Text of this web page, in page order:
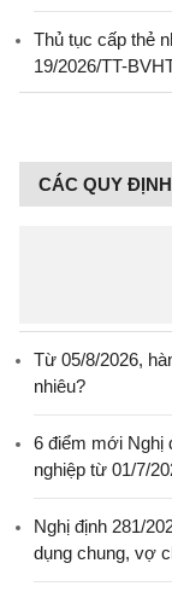
Thủ tục cấp thẻ
19/2026/TT-
CÁC QUY
Từ 05/8/2026,
nhiêu?
6 điểm mới Nghị
nghiệp từ 01/7/
Nghị định 281/
dụng chung, vợ